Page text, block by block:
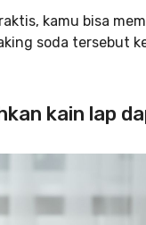
kamu bisa
soda tersebut
kain lap